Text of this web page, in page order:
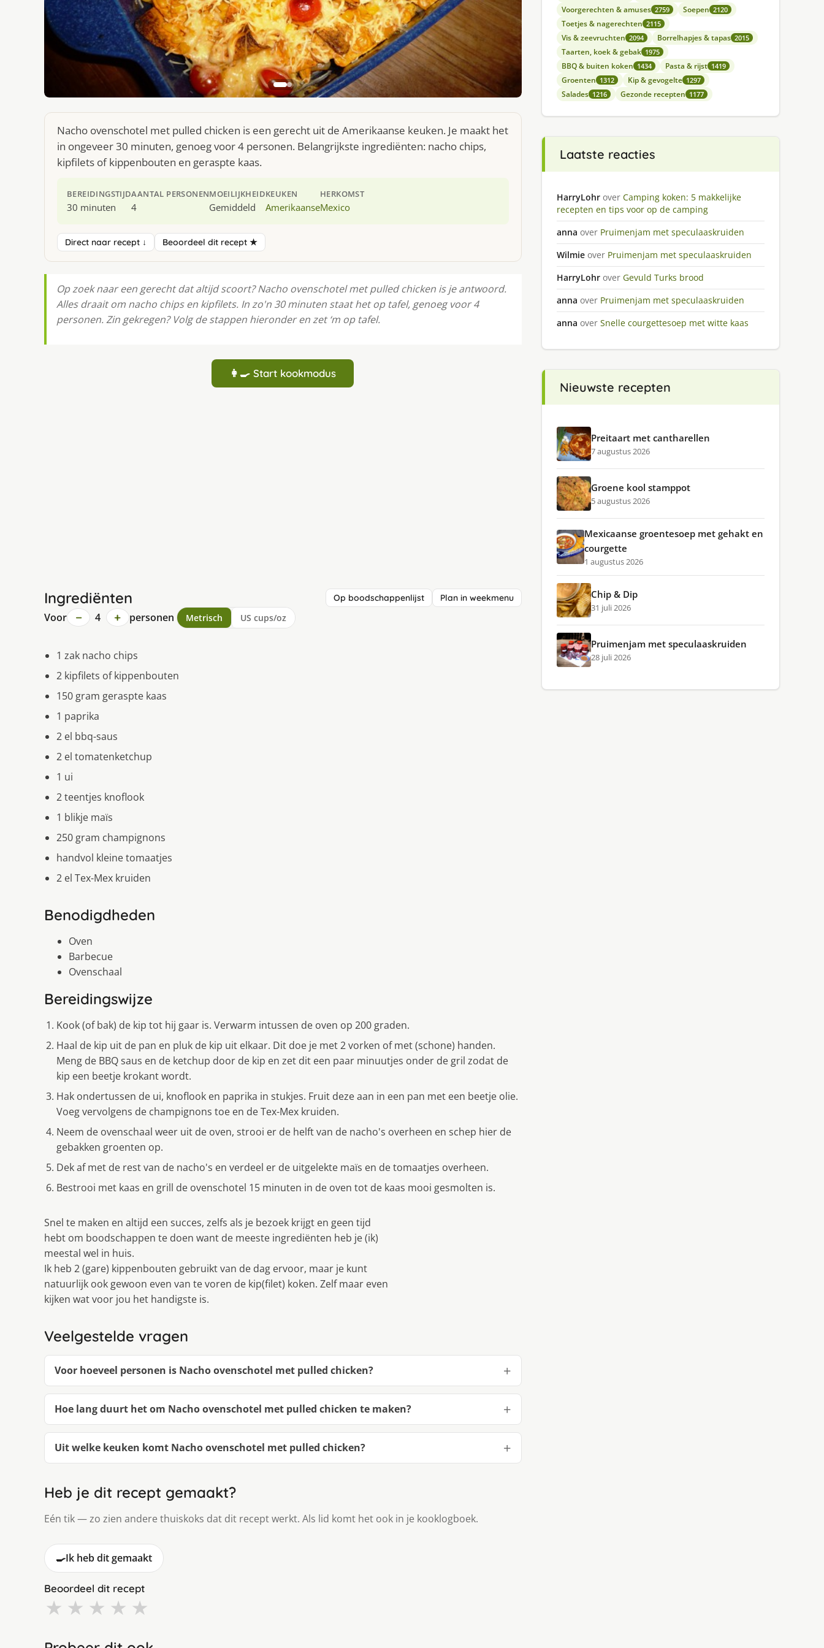
Nacho ovenschotel met pulled chicken is een gerecht uit de Amerikaanse keuken. Je maakt het
in ongeveer 30 minuten, genoeg voor 4 personen. Belangrijkste ingrediënten: nacho chips,
kipfilets of kippenbouten en geraspte kaas.
BEREIDINGSTIJD
30 minuten
AANTAL PERSONEN
4
MOEILIJKHEID
Gemiddeld
KEUKEN
Amerikaanse
HERKOMST
Mexico
Direct naar recept ↓ Beoordeel dit recept ★
Op zoek naar een gerecht dat altijd scoort? Nacho ovenschotel met pulled chicken is je antwoord.
Alles draait om nacho chips en kipfilets. In zo'n 30 minuten staat het op tafel, genoeg voor 4
personen. Zin gekregen? Volg de stappen hieronder en zet ‘m op tafel.
👩‍🍳 Start kookmodus
Ingrediënten Op boodschappenlijst Plan in weekmenu
Voor − 4 + personen Metrisch US cups/oz
1 zak nacho chips
2 kipfilets of kippenbouten
150 gram geraspte kaas
1 paprika
2 el bbq-saus
2 el tomatenketchup
1 ui
2 teentjes knoflook
1 blikje maïs
250 gram champignons
handvol kleine tomaatjes
2 el Tex-Mex kruiden
Benodigdheden
Oven
Barbecue
Ovenschaal
Bereidingswijze
Kook (of bak) de kip tot hij gaar is. Verwarm intussen de oven op 200 graden.
Haal de kip uit de pan en pluk de kip uit elkaar. Dit doe je met 2 vorken of met (schone) handen.
Meng de BBQ saus en de ketchup door de kip en zet dit een paar minuutjes onder de gril zodat de
kip een beetje krokant wordt.
Hak ondertussen de ui, knoflook en paprika in stukjes. Fruit deze aan in een pan met een beetje olie.
Voeg vervolgens de champignons toe en de Tex-Mex kruiden.
Neem de ovenschaal weer uit de oven, strooi er de helft van de nacho's overheen en schep hier de
gebakken groenten op.
Dek af met de rest van de nacho's en verdeel er de uitgelekte maïs en de tomaatjes overheen.
Bestrooi met kaas en grill de ovenschotel 15 minuten in de oven tot de kaas mooi gesmolten is.
Snel te maken en altijd een succes, zelfs als je bezoek krijgt en geen tijd
hebt om boodschappen te doen want de meeste ingrediënten heb je (ik)
meestal wel in huis.
Ik heb 2 (gare) kippenbouten gebruikt van de dag ervoor, maar je kunt
natuurlijk ook gewoon even van te voren de kip(filet) koken. Zelf maar even
kijken wat voor jou het handigste is.
Veelgestelde vragen
Voor hoeveel personen is Nacho ovenschotel met pulled chicken?
Hoe lang duurt het om Nacho ovenschotel met pulled chicken te maken?
Uit welke keuken komt Nacho ovenschotel met pulled chicken?
Heb je dit recept gemaakt?
Eén tik — zo zien andere thuiskoks dat dit recept werkt. Als lid komt het ook in je kooklogboek.
🍳Ik heb dit gemaakt
Beoordeel dit recept
★ ★ ★ ★ ★
Voorgerechten & amuses 2759 Soepen 2120
Toetjes & nagerechten 2115
Vis & zeevruchten 2094 Borrelhapjes & tapas 2015
Taarten, koek & gebak 1975
BBQ & buiten koken 1434 Pasta & rijst 1419
Groenten 1312 Kip & gevogelte 1297
Salades 1216 Gezonde recepten 1177
Laatste reacties
HarryLohr over Camping koken: 5 makkelijke
recepten en tips voor op de camping
anna over Pruimenjam met speculaaskruiden
Wilmie over Pruimenjam met speculaaskruiden
HarryLohr over Gevuld Turks brood
anna over Pruimenjam met speculaaskruiden
anna over Snelle courgettesoep met witte kaas
Nieuwste recepten
Preitaart met cantharellen
7 augustus 2026
Groene kool stamppot
5 augustus 2026
Mexicaanse groentesoep met gehakt en
courgette
1 augustus 2026
Chip & Dip
31 juli 2026
Pruimenjam met speculaaskruiden
28 juli 2026